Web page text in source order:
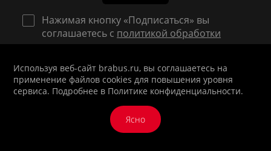
Нажимая кнопку «Подписаться» вы
соглашаетесь с политикой обработки
Даю своё согласие на получение email-
рассылок.
Даю своё согласие на получение sms и
информационных рассылок.
Используя веб-сайт brabus.ru, вы соглашаетесь на
применение файлов cookies для повышения уровня
сервиса. Подробнее в Политике конфиденциальности.
Ясно